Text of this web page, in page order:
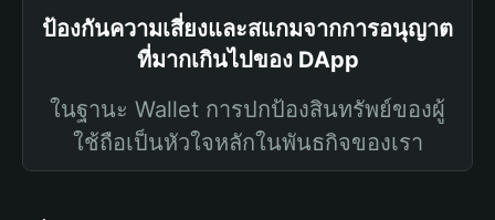
ป้องกันความเสี่ยงและสแกมจากการอนุญาต
ที่มากเกินไปของ DApp
ในฐานะ Wallet การปกป้องสินทรัพย์ของผู้
ใช้ถือเป็นหัวใจหลักในพันธกิจของเรา